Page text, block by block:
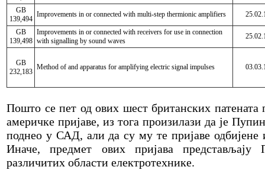
GB
139,494
Improvements in or connected with multi-step thermionic amplifiers
GB
139,498
Improvements in or connected with receivers for use in connection
with signalling by sound waves
GB
232,183
Method of and apparatus for amplifying electric signal impulses
Пошто се пет од ових шест британских патената
америчке пријаве, из тога произилази да је
поднео у САД, али да су му те пријаве одбијене
Иначе, предмет ових пријава представљају
различитих области електротехнике.